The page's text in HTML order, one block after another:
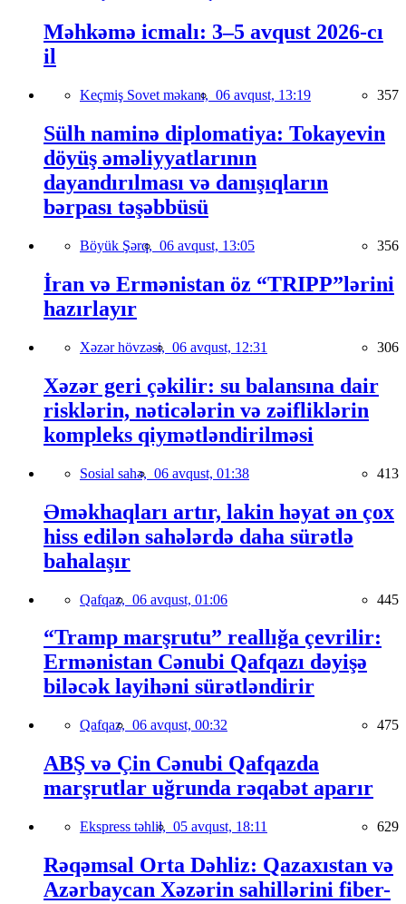
Məhkəmə icmalı: 3–5 avqust 2026-cı
il
Keçmiş Sovet məkanı, 06 avqust, 13:19 357
Sülh naminə diplomatiya: Tokayevin
döyüş əməliyyatlarının
dayandırılması və danışıqların
bərpası təşəbbüsü
Böyük Şərq, 06 avqust, 13:05 356
İran və Ermənistan öz “TRIPP”lərini
hazırlayır
Xəzər hövzəsi, 06 avqust, 12:31 306
Xəzər geri çəkilir: su balansına dair
risklərin, nəticələrin və zəifliklərin
kompleks qiymətləndirilməsi
Sosial sahə, 06 avqust, 01:38 413
Əməkhaqları artır, lakin həyat ən çox
hiss edilən sahələrdə daha sürətlə
bahalaşır
Qafqaz, 06 avqust, 01:06 445
“Tramp marşrutu” reallığa çevrilir:
Ermənistan Cənubi Qafqazı dəyişə
biləcək layihəni sürətləndirir
Qafqaz, 06 avqust, 00:32 475
ABŞ və Çin Cənubi Qafqazda
marşrutlar uğrunda rəqabət aparır
Ekspress təhlil, 05 avqust, 18:11 629
Rəqəmsal Orta Dəhliz: Qazaxıstan və
Azərbaycan Xəzərin sahillərini fiber-